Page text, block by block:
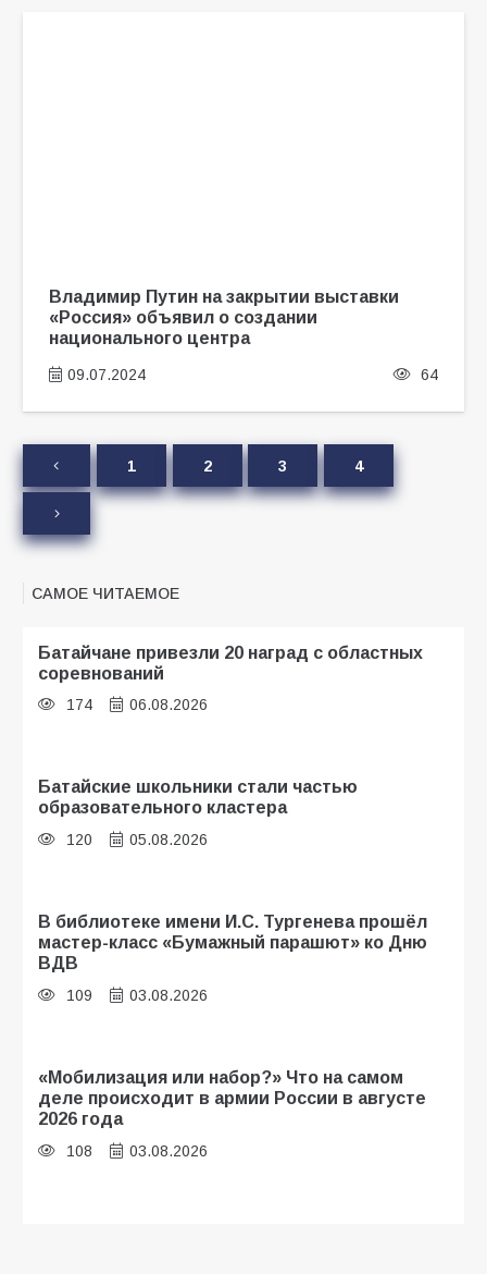
Владимир Путин на закрытии выставки
«Россия» объявил о создании
национального центра
09.07.2024 64
1 2 3 4
САМОЕ ЧИТАЕМОЕ
Батайчане привезли 20 наград с областных
соревнований
174 06.08.2026
Батайские школьники стали частью
образовательного кластера
120 05.08.2026
В библиотеке имени И.С. Тургенева прошёл
мастер-класс «Бумажный парашют» ко Дню
ВДВ
109 03.08.2026
«Мобилизация или набор?» Что на самом
деле происходит в армии России в августе
2026 года
108 03.08.2026